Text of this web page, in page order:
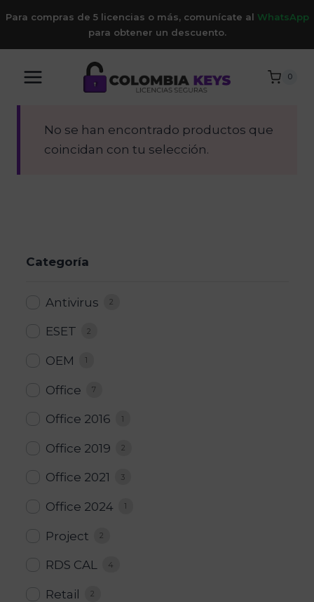
contenido
Para compras de 5 licencias o más, comunícate al WhatsApp
para obtener un descuento.
0
No se han encontrado productos que
coincidan con tu selección.
Categoría
Antivirus 2
ESET 2
OEM 1
Office 7
Office 2016 1
Office 2019 2
Office 2021 3
Office 2024 1
Project 2
RDS CAL 4
Retail 2